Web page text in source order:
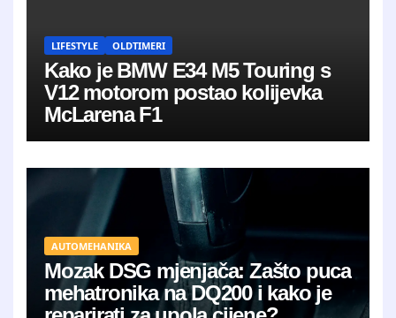
LIFESTYLE OLDTIMERI
Kako je BMW E34 M5 Touring s
V12 motorom postao kolijevka
McLarena F1
AUTOMEHANIKA
Mozak DSG mjenjača: Zašto puca
mehatronika na DQ200 i kako je